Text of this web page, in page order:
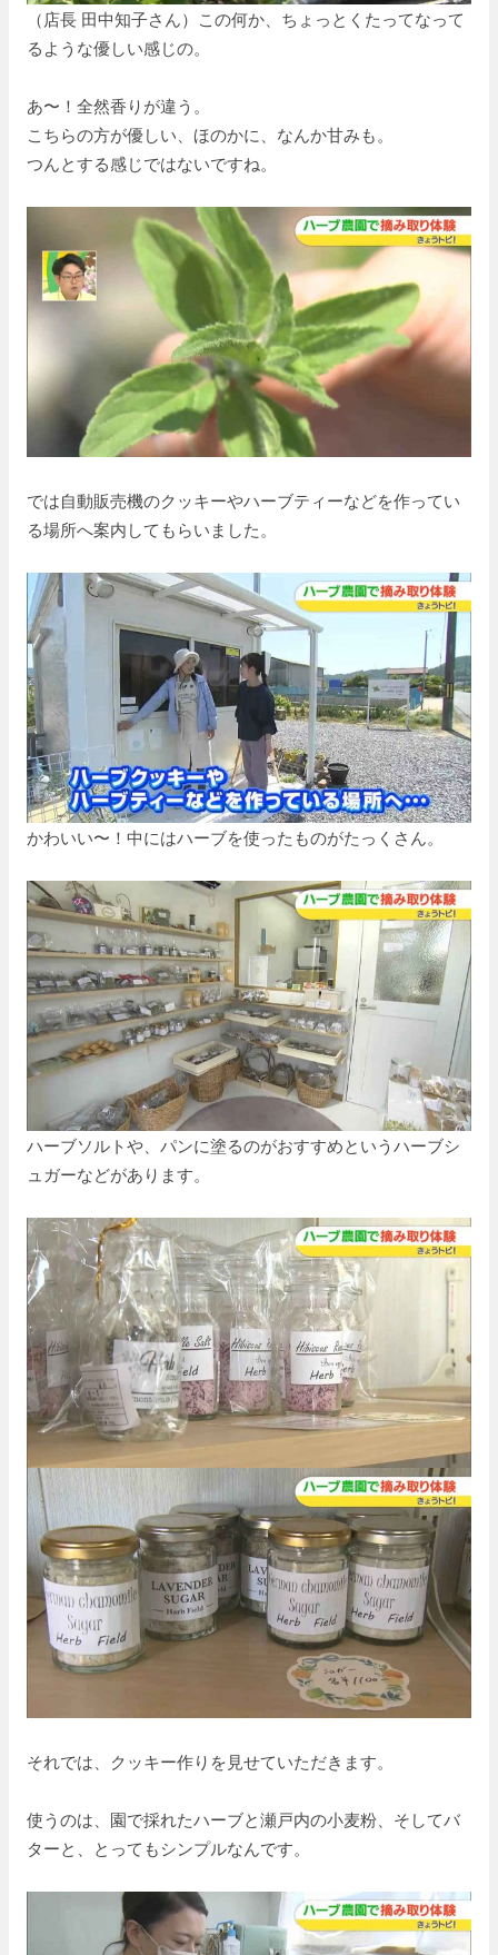
（店長 田中知子さん）この何か、ちょっとくたってなって
るような優しい感じの。
あ〜！全然香りが違う。
こちらの方が優しい、ほのかに、なんか甘みも。
つんとする感じではないですね。
では自動販売機のクッキーやハーブティーなどを作ってい
る場所へ案内してもらいました。
かわいい〜！中にはハーブを使ったものがたっくさん。
ハーブソルトや、パンに塗るのがおすすめというハーブシ
ュガーなどがあります。
それでは、クッキー作りを見せていただきます。
使うのは、園で採れたハーブと瀬戸内の小麦粉、そしてバ
ターと、とってもシンプルなんです。